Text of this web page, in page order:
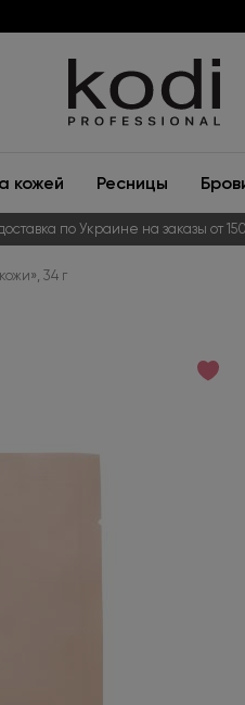
кожей Ресницы
по Украине на заказы от
34 г